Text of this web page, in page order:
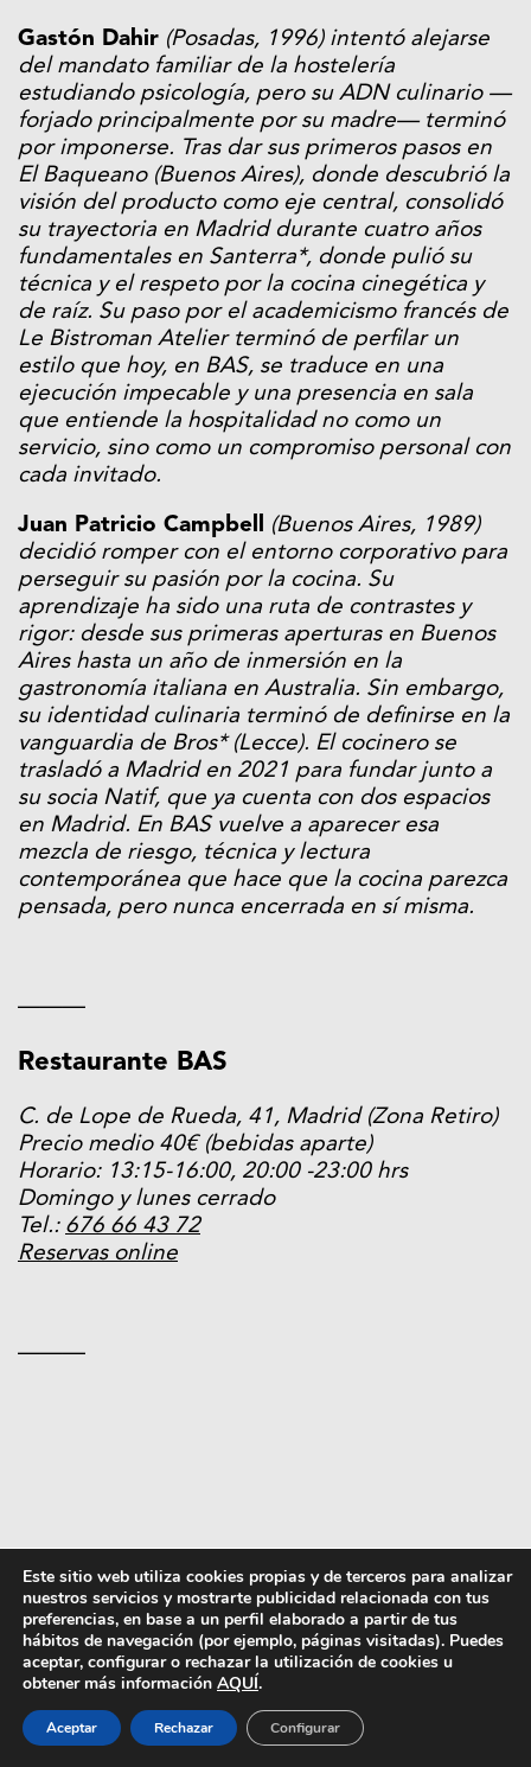
Gastón Dahir (Posadas, 1996) intentó alejarse
del mandato familiar de la hostelería
estudiando psicología, pero su ADN culinario —
forjado principalmente por su madre— terminó
por imponerse. Tras dar sus primeros pasos en
El Baqueano (Buenos Aires), donde descubrió la
visión del producto como eje central, consolidó
su trayectoria en Madrid durante cuatro años
fundamentales en Santerra*, donde pulió su
técnica y el respeto por la cocina cinegética y
de raíz. Su paso por el academicismo francés de
Le Bistroman Atelier terminó de perfilar un
estilo que hoy, en BAS, se traduce en una
ejecución impecable y una presencia en sala
que entiende la hospitalidad no como un
servicio, sino como un compromiso personal con
cada invitado.
Juan Patricio Campbell (Buenos Aires, 1989)
decidió romper con el entorno corporativo para
perseguir su pasión por la cocina. Su
aprendizaje ha sido una ruta de contrastes y
rigor: desde sus primeras aperturas en Buenos
Aires hasta un año de inmersión en la
gastronomía italiana en Australia. Sin embargo,
su identidad culinaria terminó de definirse en la
vanguardia de Bros* (Lecce). El cocinero se
trasladó a Madrid en 2021 para fundar junto a
su socia Natif, que ya cuenta con dos espacios
en Madrid. En BAS vuelve a aparecer esa
mezcla de riesgo, técnica y lectura
contemporánea que hace que la cocina parezca
pensada, pero nunca encerrada en sí misma.
———
Restaurante BAS
C. de Lope de Rueda, 41, Madrid (Zona Retiro)
Precio medio 40€ (bebidas aparte)
Horario: 13:15-16:00, 20:00 -23:00 hrs
Domingo y lunes cerrado
Tel.: 676 66 43 72
Reservas online
———
Texto: Javier Abio | 11 junio 2026
Compartir
Este sitio web utiliza cookies propias y de terceros para analizar
nuestros servicios y mostrarte publicidad relacionada con tus
preferencias, en base a un perfil elaborado a partir de tus
hábitos de navegación (por ejemplo, páginas visitadas). Puedes
aceptar, configurar o rechazar la utilización de cookies u
obtener más información AQUÍ.
Aceptar Rechazar Configurar